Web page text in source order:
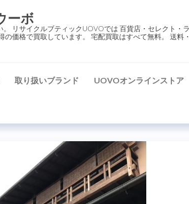
ーボ
リサイクルブティックUOVOでは 百貨店・セレクト・
価格で買取しています。 宅配買取はすべて無料。 送料
取り扱いブランド UOVOオンラインストア